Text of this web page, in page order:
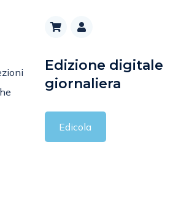
Edizione digitale
giornaliera
Edicola